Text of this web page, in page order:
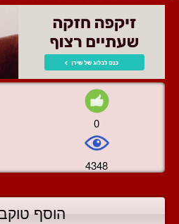
0
4348
הוסף